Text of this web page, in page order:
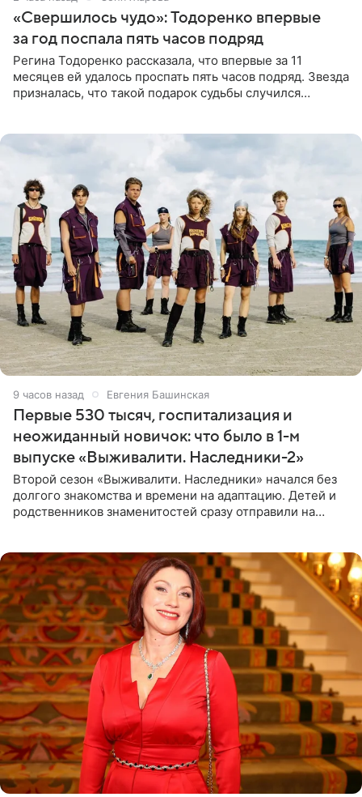
«Свершилось чудо»: Тодоренко впервые
за год поспала пять часов подряд
Регина Тодоренко рассказала, что впервые за 11
месяцев ей удалось проспать пять часов подряд. Звезда
призналась, что такой подарок судьбы случился
9 часов назад Евгения Башинская
Первые 530 тысяч, госпитализация и
неожиданный новичок: что было в 1-м
выпуске «Выживалити. Наследники-2»
Второй сезон «Выживалити. Наследники» начался без
долгого знакомства и времени на адаптацию. Детей и
родственников знаменитостей сразу отправили на